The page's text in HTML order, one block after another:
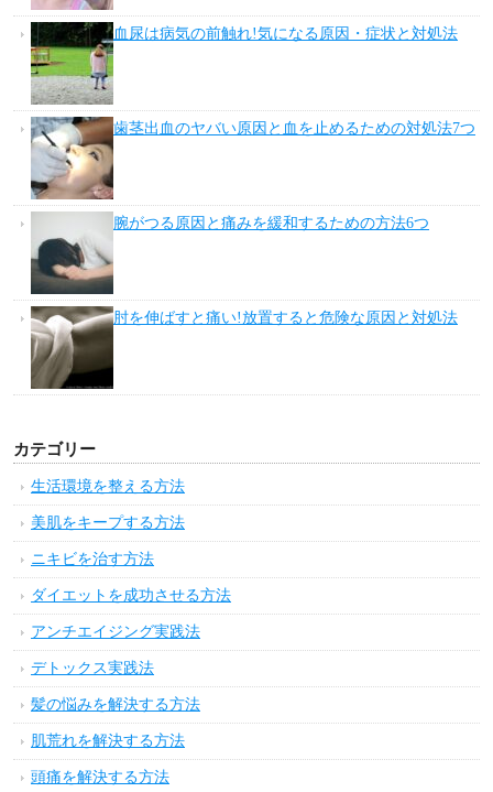
血尿は病気の前触れ!気になる原因・症状と対処法
歯茎出血のヤバい原因と血を止めるための対処法7つ
腕がつる原因と痛みを緩和するための方法6つ
肘を伸ばすと痛い!放置すると危険な原因と対処法
カテゴリー
生活環境を整える方法
美肌をキープする方法
ニキビを治す方法
ダイエットを成功させる方法
アンチエイジング実践法
デトックス実践法
髪の悩みを解決する方法
肌荒れを解決する方法
頭痛を解決する方法